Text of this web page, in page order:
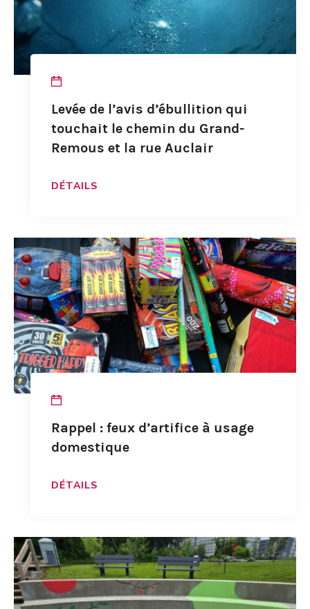
Levée de l’avis d’ébullition qui
touchait le chemin du Grand-
Remous et la rue Auclair
DÉTAILS
Rappel : feux d’artifice à usage
domestique
DÉTAILS